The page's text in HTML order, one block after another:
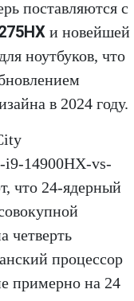
поставляются с
и новейшей
ноутбуков, что
в 2024 году.
i9-14900HX-vs-
что 24-ядерный
четверть
процессор
примерно на 24